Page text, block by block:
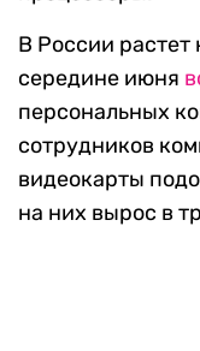
В России растет
середине июня
персональных
сотрудников
видеокарты
на них вырос в